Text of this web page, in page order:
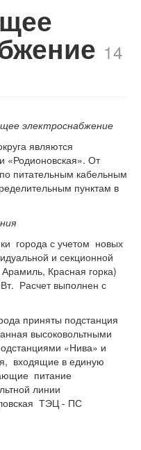
14
являются
«Родионовская». От
питательным кабельным
пунктам в
города с учетом новых
и секционной
Красная горка)
Расчет выполнен с
приняты подстанция
высоковольтными
«Нива» и
входящие в единую
питание
линии
ТЭЦ - ПС